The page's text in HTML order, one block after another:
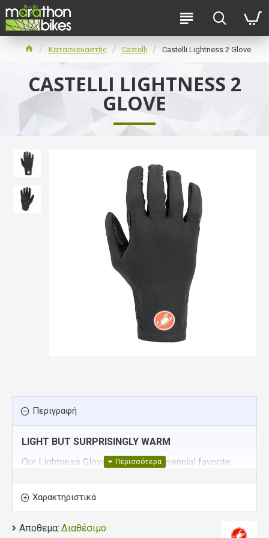
Κατασκευαστής Castelli Castelli Lightness 2 Glove
CASTELLI LIGHTNESS 2
GLOVE
Περιγραφή
LIGHT BUT SURPRISINGLY WARM
Our Lightness Glove has been a perennial favorite,
better grip and better padding. We've kept the same
brushed fleece back of hand that gives just the right
added the Castelli Damping System padding and an
Χαρακτηριστικά
Αποθεμα: Διαθέσιμο